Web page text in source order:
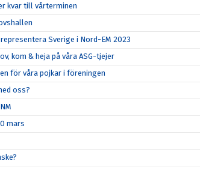
kvar till vårterminen
Sverige i Nord-EM 2023
kom & heja på våra ASG-tjejer
för våra pojkar i föreningen
oss?
mars